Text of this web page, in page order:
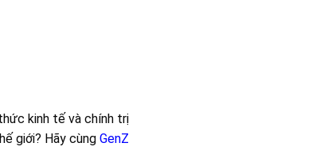
kinh tế và chính trị
giới? Hãy cùng GenZ